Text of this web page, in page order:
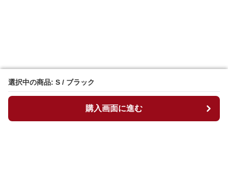
選択中の商品: S / ブラック
購入画面に進む
選択中の商品: S / ブラック
購入画面に進む